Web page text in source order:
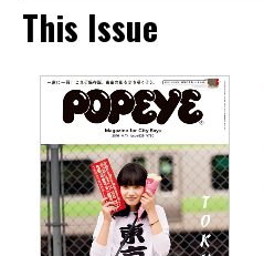
This Issue